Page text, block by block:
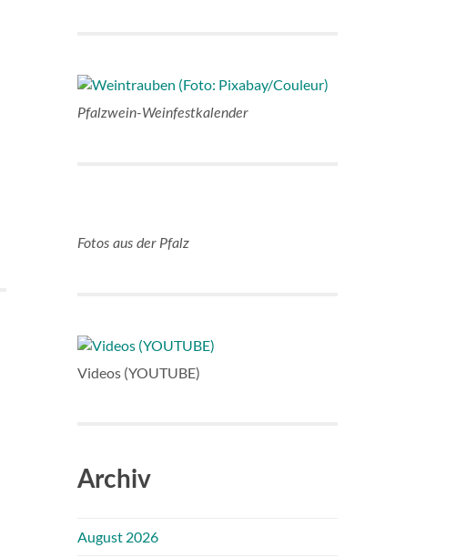
Pfalzwein-Weinfestkalender
Fotos aus der Pfalz
Videos (YOUTUBE)
Archiv
August 2026